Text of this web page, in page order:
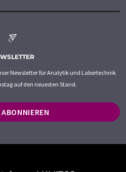
Newsletter für Analytik und Labortechnik
auf den neuesten Stand.